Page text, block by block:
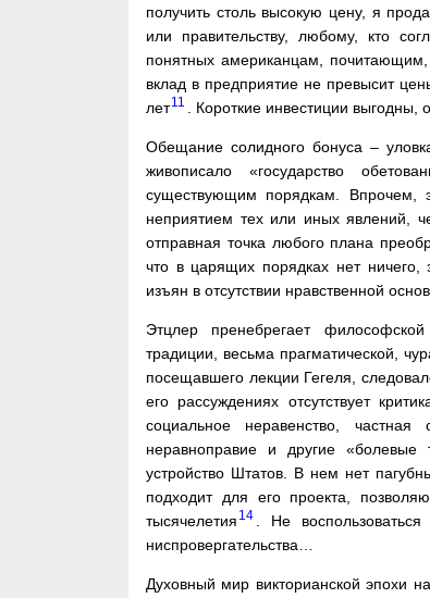
получить столь высокую цену, я
или правительству, любому, кто
понятных американцам,
вклад в предприятие не превысит
лет11 . Короткие инвестиции
Обещание солидного бонуса –
живописало «государство
существующим порядкам. Впрочем,
неприятием тех или иных явлений,
отправная точка любого плана
что в царящих порядках нет ничего,
изъян в отсутствии нравственной
Этцлер пренебрегает философской
традиции, весьма прагматической,
посещавшего лекции Гегеля,
его рассуждениях отсутствует
социальное неравенство, частная
неравноправие и другие «болевые
устройство Штатов. В нем нет
подходит для его проекта,
тысячелетия 14
. Не
ниспровергательства…
Духовный мир викторианской эпохи